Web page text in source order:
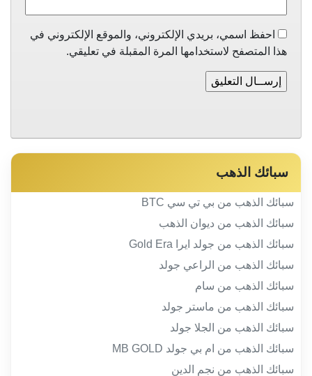
احفظ اسمي، بريدي الإلكتروني، والموقع الإلكتروني في
هذا المتصفح لاستخدامها المرة المقبلة في تعليقي.
سبائك الذهب
سبائك الذهب من بي تي سي BTC
سبائك الذهب من ديوان الذهب
سبائك الذهب من جولد ايرا Gold Era
سبائك الذهب من الراعي جولد
سبائك الذهب من سام
سبائك الذهب من ماستر جولد
سبائك الذهب من الجلا جولد
سبائك الذهب من ام بي جولد MB GOLD
سبائك الذهب من نجم الدين